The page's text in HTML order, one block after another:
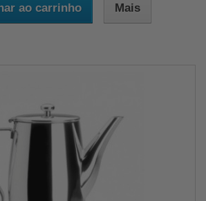
ao carrinho Mais